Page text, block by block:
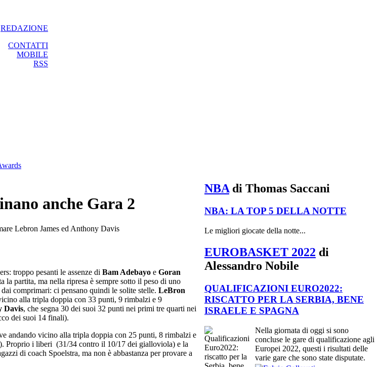
REDAZIONE
CONTATTI
MOBILE
RSS
anche Gara 2
Lebron James ed Anthony Davis
troppo pesanti le assenze di Bam Adebayo e Goran
partita, ma nella ripresa è sempre sotto il peso di uno
comprimari: ci pensano quindi le solite stelle. LeBron
alla tripla doppia con 33 punti, 9 rimbalzi e 9
Davis, che segna 30 dei suoi 32 punti nei primi tre quarti nei
dei suoi 14 finali).
andando vicino alla tripla doppia con 25 punti, 8 rimbalzi e
Proprio i liberi (31/34 contro il 10/17 dei gialloviola) e la
di coach Spoelstra, ma non è abbastanza per provare a
NBA di Thomas Saccani
NBA: LA TOP 5 DELLA NOTTE
Le migliori giocate della notte...
EUROBASKET 2022 di
Alessandro Nobile
QUALIFICAZIONI EURO2022:
RISCATTO PER LA SERBIA, BENE
ISRAELE E SPAGNA
Nella giornata di oggi si sono
concluse le gare di qualificazione agli
Europei 2022, questi i risultati delle
varie gare che sono state disputate.